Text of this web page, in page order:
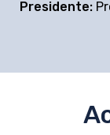
Presidente: